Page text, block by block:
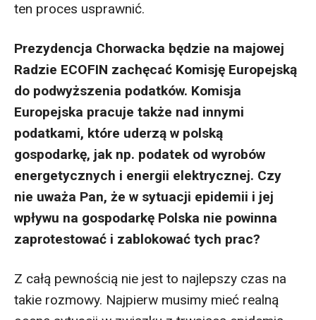
ten proces usprawnić.
Prezydencja Chorwacka będzie na majowej
Radzie ECOFIN zachęcać Komisję Europejską
do podwyższenia podatków. Komisja
Europejska pracuje także nad innymi
podatkami, które uderzą w polską
gospodarkę, jak np. podatek od wyrobów
energetycznych i energii elektrycznej. Czy
nie uważa Pan, że w sytuacji epidemii i jej
wpływu na gospodarkę Polska nie powinna
zaprotestować i zablokować tych prac?
Z całą pewnością nie jest to najlepszy czas na
takie rozmowy. Najpierw musimy mieć realną